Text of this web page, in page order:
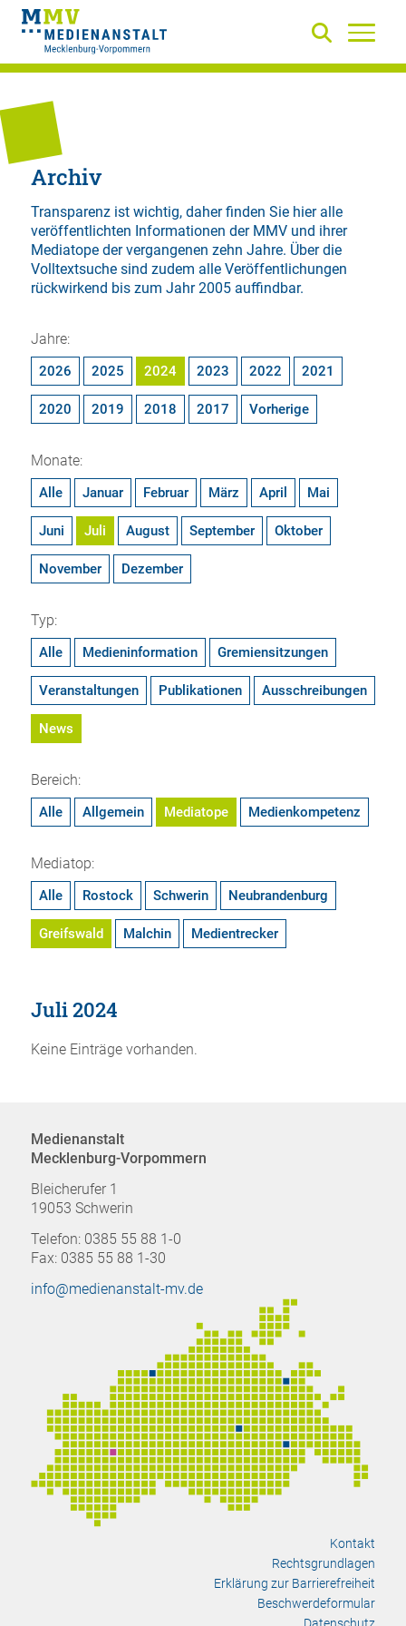
Archiv
Transparenz ist wichtig, daher finden Sie hier alle
veröffentlichten Informationen der MMV und ihrer
Mediatope der vergangenen zehn Jahre. Über die
Volltextsuchesind zudem alle Veröffentlichungen
rückwirkend bis zum Jahr 2005 auffindbar.
Jahre:
2026 2025 2024 2023 2022 2021
2020 2019 2018 2017 Vorherige
Monate:
Alle Januar Februar März April Mai
Juni Juli August September Oktober
November Dezember
Typ:
Alle Medieninformation Gremiensitzungen
Veranstaltungen Publikationen Ausschreibungen
News
Bereich:
Alle Allgemein Mediatope Medienkompetenz
Mediatop:
Alle Rostock Schwerin Neubrandenburg
Greifswald Malchin Medientrecker
Juli 2024
Keine Einträge vorhanden.
Medienanstalt
Mecklenburg-Vorpommern
Bleicherufer 1
19053 Schwerin
Telefon: 0385 55 88 1-0
Fax: 0385 55 88 1-30
info@medienanstalt-mv.de
Kontakt
Rechtsgrundlagen
Erklärung zur Barrierefreiheit
Beschwerdeformular
Datenschutz